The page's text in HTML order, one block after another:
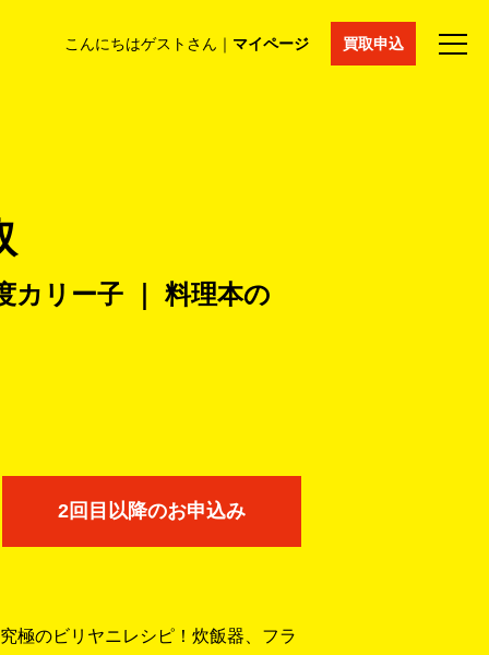
こんにちはゲストさん｜ マイページ 買取申込
コラム マイページ 採用情報 通販サイト
カリー子 ｜ 料理本の
2回目以降のお申込み
極のビリヤニレシピ！炊飯器、フラ